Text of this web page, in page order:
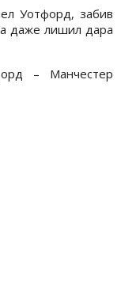
Уотфорд, забив
даже лишил дара
– Манчестер